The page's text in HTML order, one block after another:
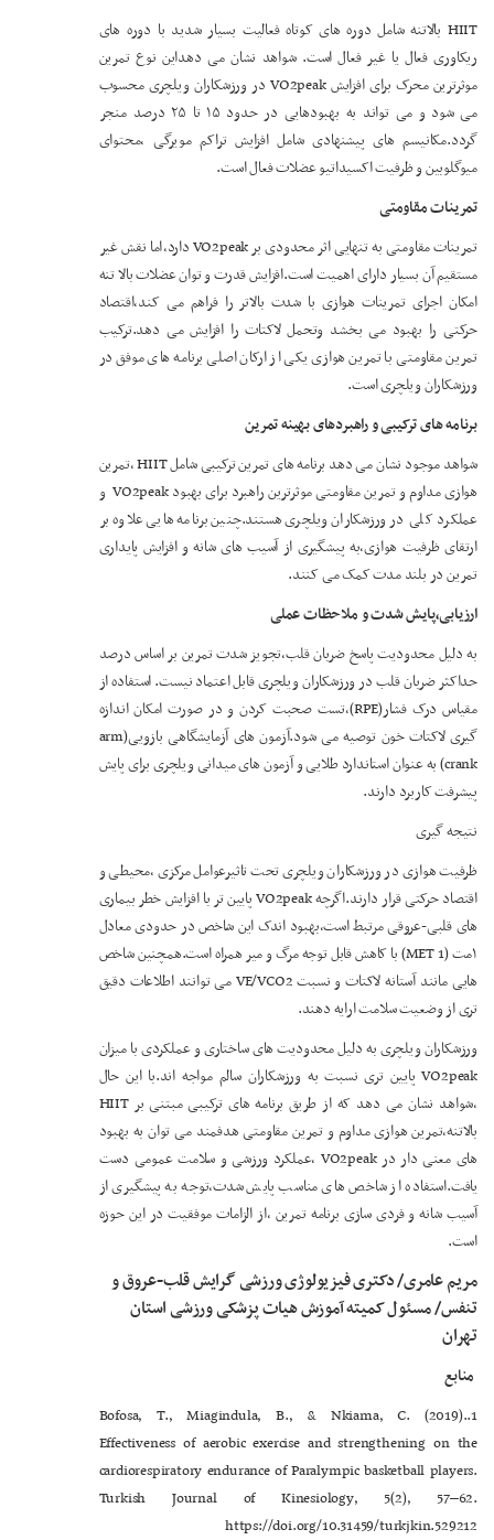
HIIT بالاتنه شامل دوره های کوتاه فعالیت بسیار شدید با دوره های
ریکاوری فعال یا غیر فعال است. شواهد نشان می دهداین نوع تمرین
موثرترین محرک برای افزایش VO2peak در ورزشکاران ویلچری محسوب
می شود و می تواند به بهبودهایی در حدود ۱۵ تا ۲۵ درصد منجر
گردد.مکانیسم های پیشنهادی شامل افزایش تراکم مویرگی ،محتوای
میوگلوبین و ظرفیت اکسیداتیو عضلات فعال است.
تمرینات مقاومتی
تمرینات مقاومتی به تنهایی اثر محدودی بر VO2peak دارد،اما نقش غیر
مستقیم آن بسیار دارای اهمیت است.افزایش قدرت و توان عضلات بالا تنه
امکان اجرای تمرینات هوازی با شدت بالاتر را فراهم می کند،اقتصاد
حرکتی را بهبود می بخشد وتحمل لاکتات را افزایش می دهد.ترکیب
تمرین مقاومتی با تمرین هوازی یکی از ارکان اصلی برنامه های موفق در
ورزشکاران ویلچری است.
برنامه های ترکیبی و راهبردهای بهینه تمرین
شواهد موجود نشان می دهد برنامه های تمرین ترکیبی شامل HIIT ،تمرین
هوازی مداوم و تمرین مقاومتی موثرترین راهبرد برای بهبود VO2peak و
عملکرد کلی در ورزشکاران ویلچری هستند.چنین برنامه هایی علاوه بر
ارتقای ظرفیت هوازی،به پیشگیری از آسیب های شانه و افزایش پایداری
تمرین در بلند مدت کمک می کنند.
ارزیابی،پایش شدت و ملاحظات عملی
به دلیل محدودیت پاسخ ضربان قلب،تجویز شدت تمرین بر اساس درصد
حداکثر ضربان قلب در ورزشکاران ویلچری قابل اعتماد نیست. استفاده از
مقیاس درک فشار(RPE)،تست صحبت کردن و در صورت امکان اندازه
گیری لاکتات خون توصیه می شود.آزمون های آزمایشگاهی بازویی(arm
crank) به عنوان استاندارد طلایی و آزمون های میدانی ویلچری برای پایش
پیشرفت کاربرد دارند.
نتیجه گیری
ظرفیت هوازی در ورزشکاران ویلچری تحت تاثیرعوامل مرکزی ،محیطی و
اقتصاد حرکتی قرار دارند.اگرچه VO2peak پایین تر با افزایش خطر بیماری
های قلبی-عروقی مرتبط است،بهبود اندک این شاخص در حدودی معادل
۱مت (1 MET) با کاهش قابل توجه مرگ و میر همراه است.همچنین شاخص
هایی مانند آستانه لاکتات و نسبت VE/VCO2 می توانند اطلاعات دقیق
تری از وضعیت سلامت ارایه دهند.
ورزشکاران ویلچری به دلیل محدودیت های ساختاری و عملکردی با میزان
VO2peak پایین تری نسبت به ورزشکاران سالم مواجه اند.با این حال
،شواهد نشان می دهد که از طریق برنامه های ترکیبی مبتنی بر HIIT
بالاتنه،تمرین هوازی مداوم و تمرین مقاومتی هدفمند می توان به بهبود
های معنی دار در VO2peak ،عملکرد ورزشی و سلامت عمومی دست
یافت.استفاده از شاخص های مناسب پایش شدت،توجه به پیشگیری از
آسیب شانه و فردی سازی برنامه تمرین ،از الزامات موفقیت در این حوزه
است.
مریم عامری/ دکتری فیزیولوژی ورزشی گرایش قلب-عروق و
تنفس/ مسئول کمیته آموزش هیات پزشکی ورزشی استان
تهران
منابع
1.Bofosa, T., Miagindula, B., & Nkiama, C. (2019).
Effectiveness of aerobic exercise and strengthening on the
cardiorespiratory endurance of Paralympic basketball players.
Turkish Journal of Kinesiology, 5(2), 57–62.
https://doi.org/10.31459/turkjkin.529212